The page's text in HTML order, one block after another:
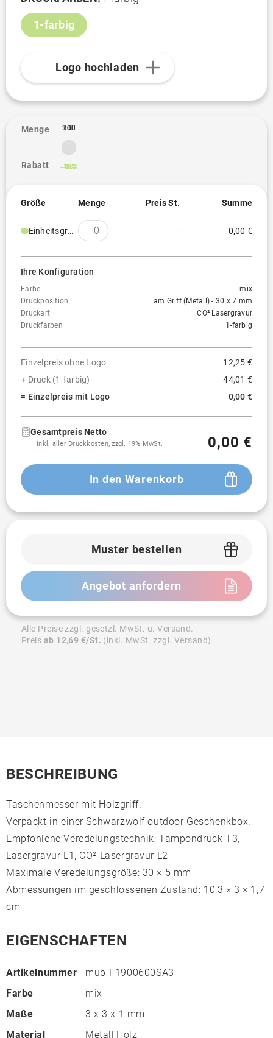
1-farbig
Logo hochladen
Menge
Rabatt
1
50
-5%
100
-8%
250
-10%
500
-13%
Größe Menge Preis St. Summe
Einheitsgröße - 0,00 €
Ihre Konfiguration
Farbe
mix
Druckposition
am Griff (Metall) - 30 x 7 mm
Druckart
CO² Lasergravur
Druckfarben
1-farbig
Einzelpreis ohne Logo
12,25 €
+ Druck (1-farbig)
44,01 €
= Einzelpreis mit Logo
0,00 €
Gesamtpreis Netto
inkl. aller Druckkosten, zzgl. 19% MwSt. 0,00 €
In den Warenkorb
Muster bestellen
Angebot anfordern
Alle Preise zzgl. gesetzl. MwSt. u. Versand.
Preis ab 12,69 €/St. (inkl. MwSt. zzgl. Versand)
BESCHREIBUNG
Taschenmesser mit Holzgriff.
Verpackt in einer Schwarzwolf outdoor Geschenkbox.
Empfohlene Veredelungstechnik: Tampondruck T3,
Lasergravur L1, CO² Lasergravur L2
Maximale Veredelungsgröße: 30 × 5 mm
Abmessungen im geschlossenen Zustand: 10,3 × 3 × 1,7
cm
EIGENSCHAFTEN
Artikelnummer
mub-F1900600SA3
Farbe
mix
Maße
3 x 3 x 1 mm
Material
Metall,Holz